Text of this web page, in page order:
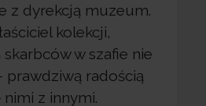
z dyrekcją muzeum.
kolekcji,
w szafie nie
prawdziwą radością
z innymi.